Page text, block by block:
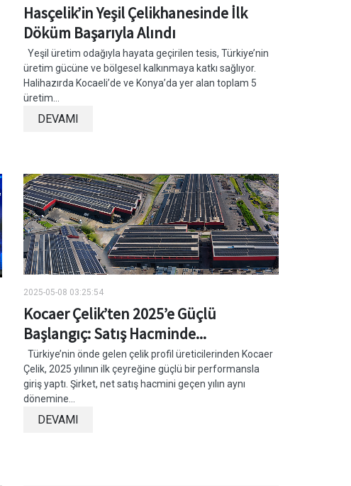
Hasçelik’in Yeşil Çelikhanesinde İlk
Döküm Başarıyla Alındı
Yeşil üretim odağıyla hayata geçirilen tesis, Türkiye’nin
üretim gücüne ve bölgesel kalkınmaya katkı sağlıyor.
Halihazırda Kocaeli’de ve Konya’da yer alan toplam 5
üretim...
DEVAMI
2025-05-08 03:25:54
Kocaer Çelik’ten 2025’e Güçlü
Başlangıç: Satış Hacminde...
Türkiye’nin önde gelen çelik profil üreticilerinden Kocaer
Çelik, 2025 yılının ilk çeyreğine güçlü bir performansla
giriş yaptı. Şirket, net satış hacmini geçen yılın aynı
dönemine...
DEVAMI